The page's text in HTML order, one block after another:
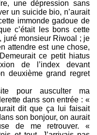
une dépression sans
un suicide bio, n’aurait
immonde gadoue de
c’était les bons cette
juré monsieur Riwoal ; je
attendre est une chose,
ce petit hiatus
de l’index devant
deuxième grand regret
pour ausculter ma
dans son entrée : «
dit que ça lui faisait
son bonjour, on aurait
de me retrouver. «